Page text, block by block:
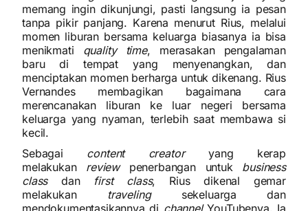
memang ingin dikunjungi, pasti langsung ia pesan
tanpa pikir panjang. Karena menurut Rius, melalui
momen liburan bersama keluarga biasanya ia bisa
menikmati quality time, merasakan pengalaman
baru di tempat yang menyenangkan, dan
menciptakan momen berharga untuk dikenang. Rius
Vernandes membagikan bagaimana cara
merencanakan liburan ke luar negeri bersama
keluarga yang nyaman, terlebih saat membawa si
kecil.
Sebagai content creator yang kerap
melakukan reviewpenerbangan untuk business
classdan first class, Rius dikenal gemar
melakukan
traveling sekeluarga dan
mendokumentasikannya di channelYouTubenya. Ia